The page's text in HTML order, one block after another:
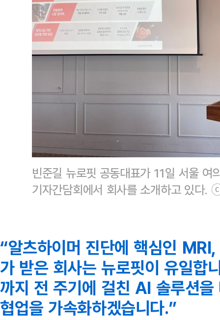
빈준길 뉴로핏 공동대표가 11일 서울
기자간담회에서 회사를 소개하고 있다.
“알츠하이머 진단에 핵심인
가 받은 회사는 뉴로핏이 유일합
까지 전 주기에 걸친 AI 솔루션
협업을 가속화하겠습니다.”